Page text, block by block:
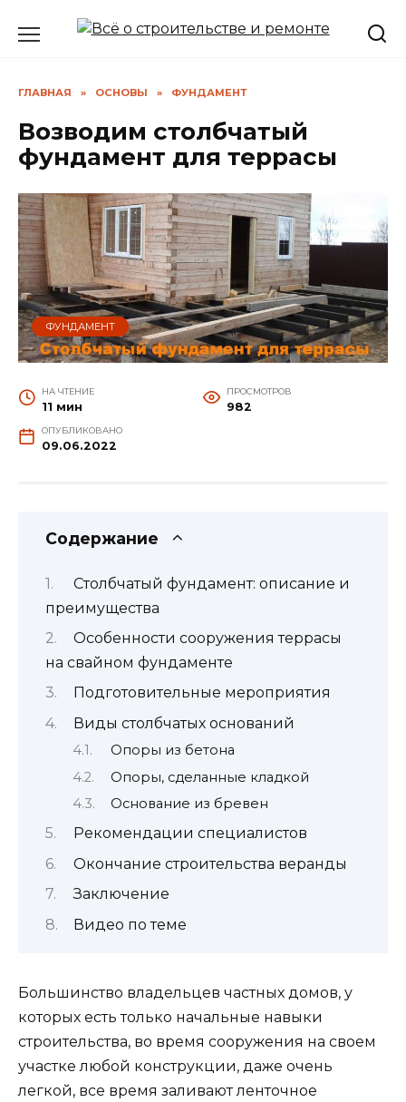
ГЛАВНАЯ » ОСНОВЫ » ФУНДАМЕНТ
Возводим столбчатый
фундамент для террасы
ФУНДАМЕНТ
НА ЧТЕНИЕ
11 мин
ПРОСМОТРОВ
982
ОПУБЛИКОВАНО
09.06.2022
Содержание
Столбчатый фундамент: описание и
преимущества
Особенности сооружения террасы
на свайном фундаменте
Подготовительные мероприятия
Виды столбчатых оснований
Опоры из бетона
Опоры, сделанные кладкой
Основание из бревен
Рекомендации специалистов
Окончание строительства веранды
Заключение
Видео по теме
Большинство владельцев частных домов, у
которых есть только начальные навыки
строительства, во время сооружения на своем
участке любой конструкции, даже очень
легкой, все время заливают ленточное